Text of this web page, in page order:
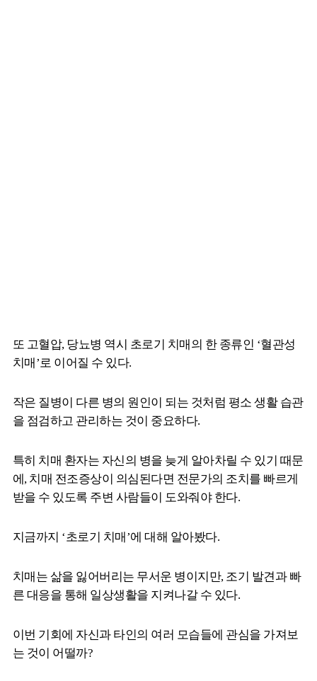
또 고혈압, 당뇨병 역시 초로기 치매의 한 종류인 ‘혈관성
치매’로 이어질 수 있다.
작은 질병이 다른 병의 원인이 되는 것처럼 평소 생활 습관
을 점검하고 관리하는 것이 중요하다.
특히 치매 환자는 자신의 병을 늦게 알아차릴 수 있기 때문
에, 치매 전조증상이 의심된다면 전문가의 조치를 빠르게
받을 수 있도록 주변 사람들이 도와줘야 한다.
지금까지 ‘초로기 치매’에 대해 알아봤다.
치매는 삶을 잃어버리는 무서운 병이지만, 조기 발견과 빠
른 대응을 통해 일상생활을 지켜나갈 수 있다.
이번 기회에 자신과 타인의 여러 모습들에 관심을 가져보
는 것이 어떨까?